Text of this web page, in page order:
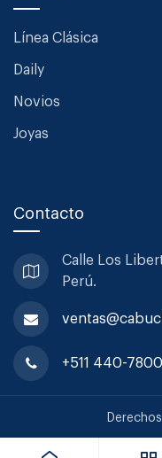
Línea Clásica
Daily
Novios
Joyas
Contacto
Calle Los
Perú.
+511 440-7800